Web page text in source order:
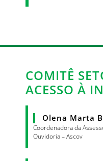
COMITÊ
ACESSO À
Olena Marta
Coordenadora da
Ouvidoria – Ascov